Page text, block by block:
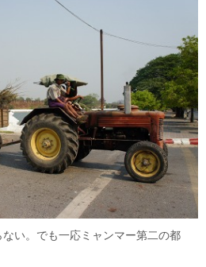
い。でも一応ミャンマー第二の都